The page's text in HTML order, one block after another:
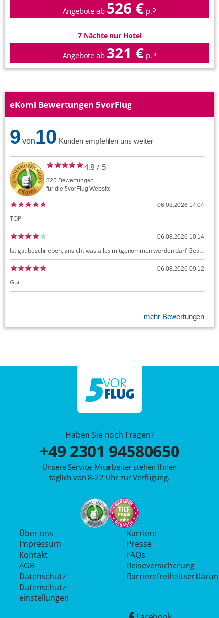
Angebote ab 526 € p.P
7 Nächte nur Hotel
Angebote ab 321 € p.P
eKomi Bewertungen 5vorFlug
9 von10 Kunden empfehlen uns weiter
4.8 / 5
825 Bewertungen
für die 5vorFlug Website
06.08.2026 14:04
TOP!
06.08.2026 10:14
Ist gut beschrieben, ansicht was alles mitgenommen werden darf Gepäck dürfte auch kostenloses Handgepäck umfassen, ansonsten sehr easy zu machen
06.08.2026 09:12
Gut
mehr Bewertungen
Haben Sie noch Fragen?
+49 2301 94580650
Unsere Service-Mitarbeiter stehen Ihnen
täglich von 8-22 Uhr zur Verfügung.
Über uns
Impressum
Kontakt
AGB
Datenschutz
Datenschutz­
einstellungen
Karriere
Presse
FAQs
Reiseversicherung